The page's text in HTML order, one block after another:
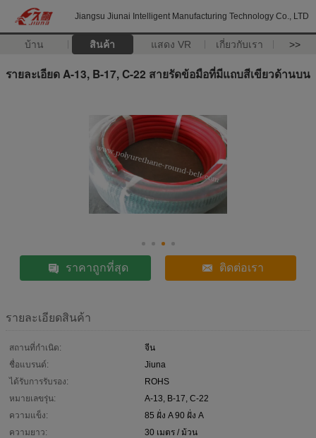
Jiangsu Jiunai Intelligent Manufacturing Technology Co., LTD
บ้าน สินค้า แสดง VR เกี่ยวกับเรา >>
รายละเอียด A-13, B-17, C-22 สายรัดข้อมือที่มีแถบสีเขียวด้านบน
ราคาถูกที่สุด ติดต่อเรา
รายละเอียดสินค้า
สถานที่กำเนิด:
จีน
ชื่อแบรนด์:
Jiuna
ได้รับการรับรอง:
ROHS
หมายเลขรุ่น:
A-13, B-17, C-22
ความแข็ง:
85 ฝั่ง A 90 ฝั่ง A
ความยาว:
30 เมตร / ม้วน